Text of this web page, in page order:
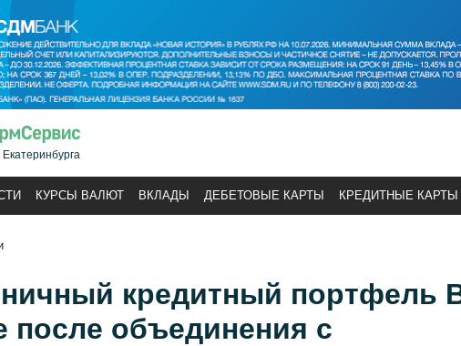
КУРСЫ ВАЛЮТ ВКЛАДЫ ДЕБЕТОВЫЕ КАРТЫ КРЕДИТНЫЕ КАРТЫ
кредитный портфель
после объединения с